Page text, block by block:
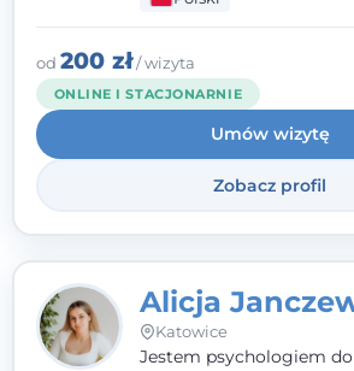
w każdym człowieku
od 200 zł/ wizyta
ONLINE I STACJONARNIE
Umów wizytę
Zobacz profil
Alicja
Katowice
Jestem psychologiem